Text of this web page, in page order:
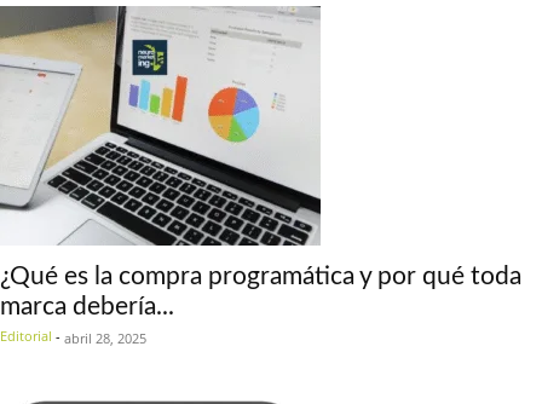
¿Qué es la compra programática y por qué toda
marca debería...
Editorial - abril 28, 2025